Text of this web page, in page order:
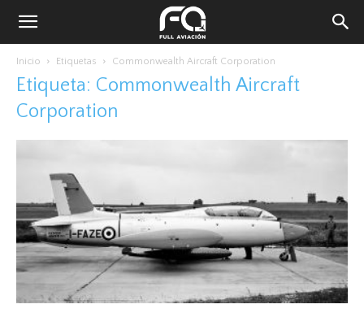
Inicio Etiquetas Commonwealth Aircraft Corporation
Etiqueta: Commonwealth Aircraft
Corporation